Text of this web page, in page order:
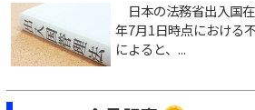
日本の法務省出入国
年7月1日時点における
によると、...